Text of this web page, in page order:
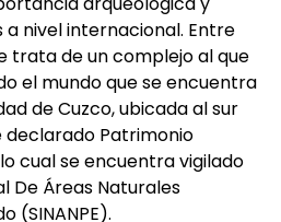
nivel internacional. Entre
trata de un complejo al que
el mundo que se encuentra
de Cuzco, ubicada al sur
declarado Patrimonio
cual se encuentra vigilado
De Áreas Naturales
(SINANPE).